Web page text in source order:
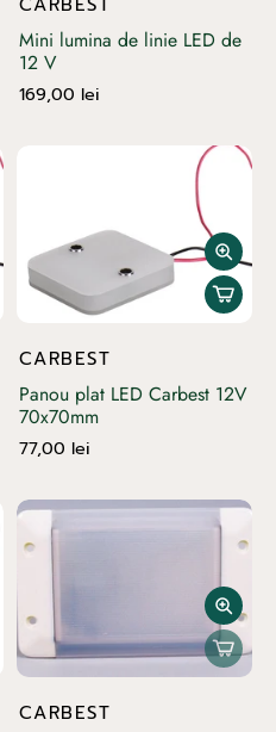
Mini lumina de linie LED de
12 V
169,00 lei
CARBEST
Panou plat LED Carbest 12V
70x70mm
77,00 lei
CARBEST